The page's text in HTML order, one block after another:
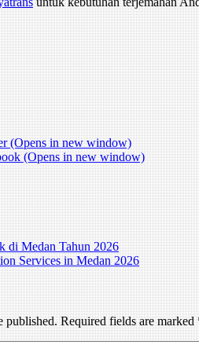
(Opens in new window)
(Opens in new window)
di Medan Tahun 2026
Services in Medan 2026
published. Required fields are marked